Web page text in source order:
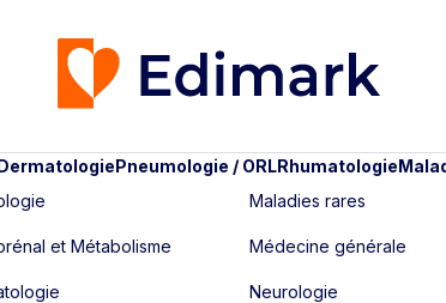
Pneumologie / ORLRhumatologie
et Métabolisme
Maladies rares
Médecine générale
Neurologie